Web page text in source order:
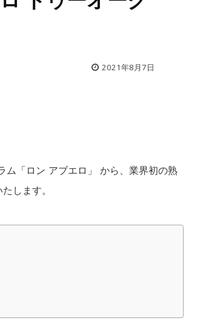
2021年8月7日
ム「ロン アブエロ」 から、業界初の熟
します。